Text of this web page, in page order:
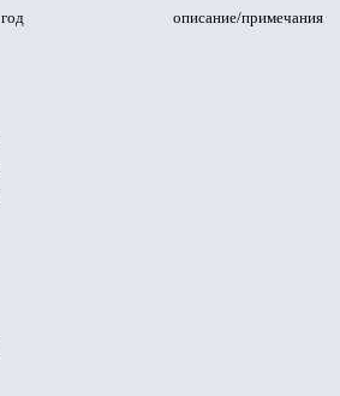
год описание/примечания